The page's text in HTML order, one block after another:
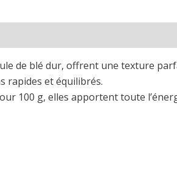
de blé dur, offrent une texture
rapides et équilibrés.
100 g, elles apportent toute